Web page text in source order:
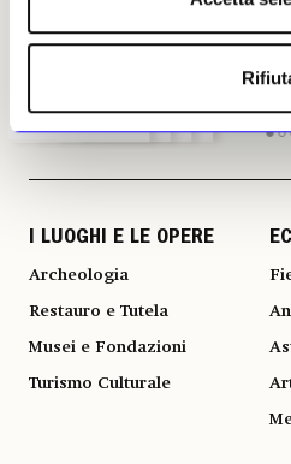
I LUOGHI E LE OPERE
Archeologia
Restauro e Tutela
Musei e Fondazioni
Turismo Culturale